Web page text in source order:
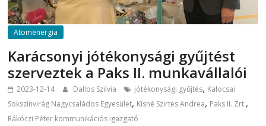
Atomenergia
Karácsonyi jótékonysági gyűjtést
szerveztek a Paks II. munkavállalói
2023-12-14 Dallos Szilvia jótékonysági gyűjtés, Kalocsai
Sokszínvirág Nagycsaládos Egyesület, Kisné Szirtes Andrea, Paks II. Zrt.,
Rákóczi Péter kommunikációs igazgató